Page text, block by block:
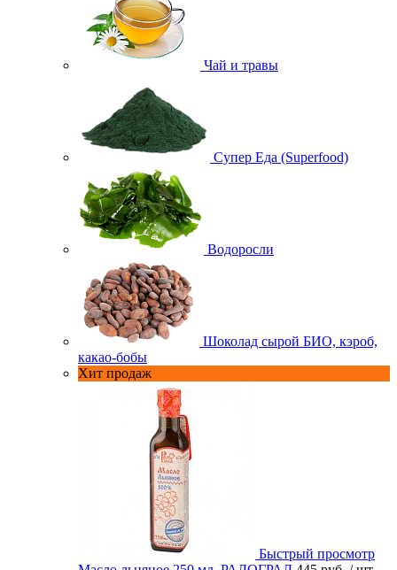
Чай и травы
Супер Еда (Superfood)
Водоросли
Шоколад сырой БИО, кэроб,
какао-бобы
Хит продаж
Быстрый просмотр